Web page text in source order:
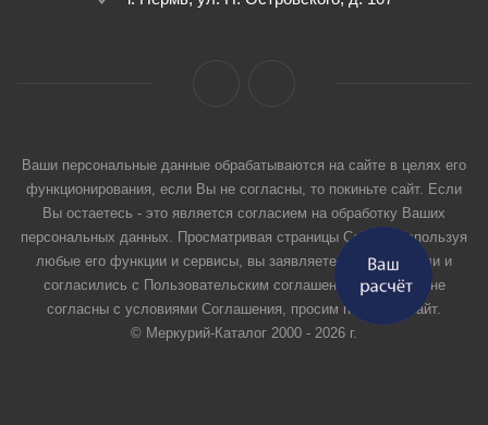
Ваши персональные данные обрабатываются на сайте в целях его
функционирования, если Вы не согласны, то покиньте сайт. Если
Вы остаетесь - это является согласием на обработку Ваших
персональных данных. Просматривая страницы Сайта и используя
любые его функции и сервисы, вы заявляете, что прочитали и
согласились с Пользовательским соглашением. Если вы не
согласны с условиями Соглашения, просим покинуть Сайт.
© Меркурий-Каталог 2000 - 2026 г.